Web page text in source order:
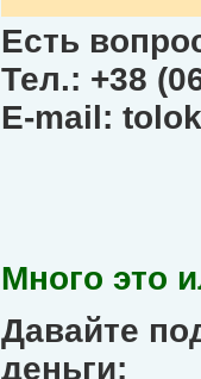
Есть
Тел.: +38
E-mail:
Много это
Давайте
деньги: